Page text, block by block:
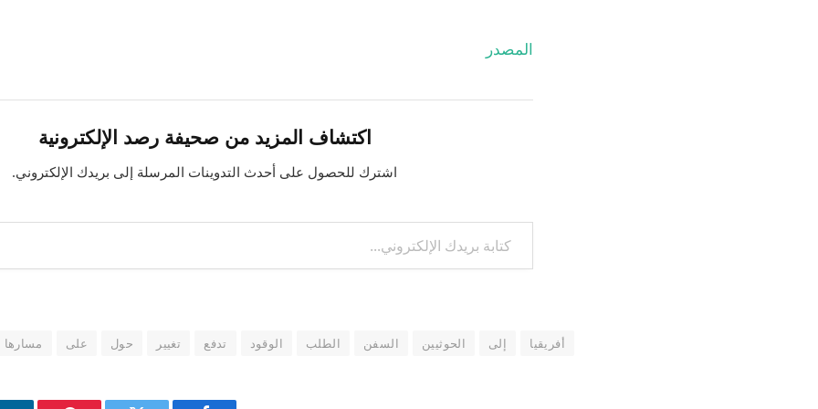
المصدر
اكتشاف المزيد من صحيفة رصد الإلكترونية
اشترك للحصول على أحدث التدوينات المرسلة إلى بريدك الإلكتروني.
كتابة بريدك الإلكتروني...
أفريقيا إلى الحوثيين السفن الطلب الوقود تدفع تغيير حول على مسارها